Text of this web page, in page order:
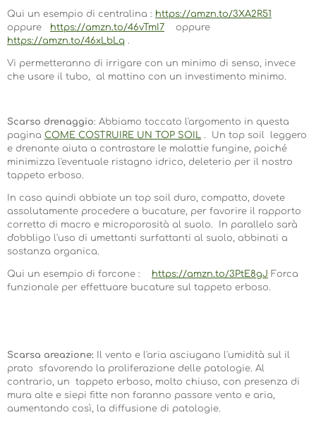
Qui un esempio di centralina : https://amzn.to/3XA2R51
oppure https://amzn.to/46vTmI7 oppure
https://amzn.to/46xLbLq .
Vi permetteranno di irrigare con un minimo di senso, invece
che usare il tubo, al mattino con un investimento minimo.
Scarso drenaggio: Abbiamo toccato l'argomento in questa
pagina COME COSTRUIRE UN TOP SOIL . Un top soil leggero
e drenante aiuta a contrastare le malattie fungine, poiché
minimizza l'eventuale ristagno idrico, deleterio per il nostro
tappeto erboso.
In caso quindi abbiate un top soil duro, compatto, dovete
assolutamente procedere a bucature, per favorire il rapporto
corretto di macro e microporosità al suolo. In parallelo sarà
d'obbligo l'uso di umettanti surfattanti al suolo, abbinati a
sostanza organica.
Qui un esempio di forcone : https://amzn.to/3PtE8gJ Forca
funzionale per effettuare bucature sul tappeto erboso.
Scarsa areazione:
Il vento e l'aria asciugano l'umidità sul il
prato sfavorendo la proliferazione delle patologie. Al
contrario, un tappeto erboso, molto chiuso, con presenza di
mura alte e siepi fitte non faranno passare vento e aria,
aumentando così, la diffusione di patologie.